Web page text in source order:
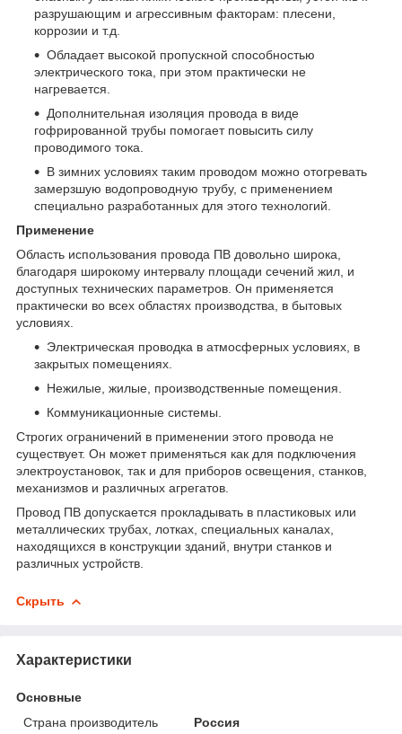
разрушающим и агрессивным факторам: плесени,
коррозии и т.д.
Обладает высокой пропускной способностью
электрического тока, при этом практически не
нагревается.
Дополнительная изоляция провода в виде
гофрированной трубы помогает повысить силу
проводимого тока.
В зимних условиях таким проводом можно отогревать
замерзшую водопроводную трубу, с применением
специально разработанных для этого технологий.
Применение
Область использования провода ПВ довольно широка,
благодаря широкому интервалу площади сечений жил, и
доступных технических параметров. Он применяется
практически во всех областях производства, в бытовых
условиях.
Электрическая проводка в атмосферных условиях, в
закрытых помещениях.
Нежилые, жилые, производственные помещения.
Коммуникационные системы.
Строгих ограничений в применении этого провода не
существует. Он может применяться как для подключения
электроустановок, так и для приборов освещения, станков,
механизмов и различных агрегатов.
Провод ПВ допускается прокладывать в пластиковых или
металлических трубах, лотках, специальных каналах,
находящихся в конструкции зданий, внутри станков и
различных устройств.
Скрыть
Характеристики
Основные
Страна производитель
Россия